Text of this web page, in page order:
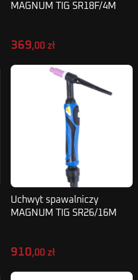
MAGNUM TIG SR18F/4M
369,00 zł
Uchwyt spawalniczy
MAGNUM TIG SR26/16M
910,00 zł